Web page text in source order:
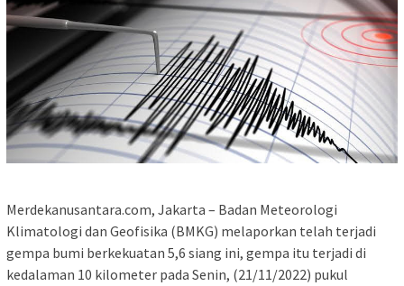
Merdekanusantara.com, Jakarta – Badan Meteorologi
Klimatologi dan Geofisika (BMKG) melaporkan telah terjadi
gempa bumi berkekuatan 5,6 siang ini, gempa itu terjadi di
kedalaman 10 kilometer pada Senin, (21/11/2022) pukul